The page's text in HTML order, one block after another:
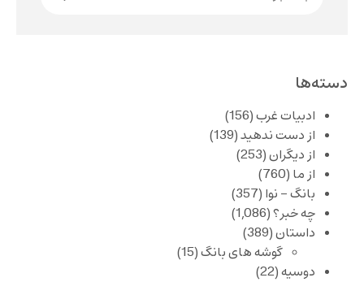
دسته‌ها
ادبیات غرب(156)
از دست ندهید(139)
از دیگران(253)
از ما (760)
بانگ – نوا (357)
چه خبر؟(1,086)
داستان(389)
گوشه های بانگ(15)
دوسیه(22)